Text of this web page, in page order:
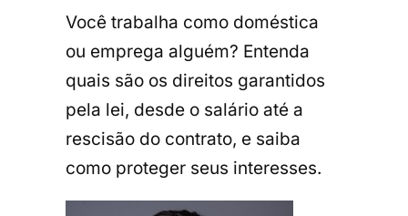
Você trabalha como doméstica
ou emprega alguém? Entenda
quais são os direitos garantidos
pela lei, desde o salário até a
rescisão do contrato, e saiba
como proteger seus interesses.